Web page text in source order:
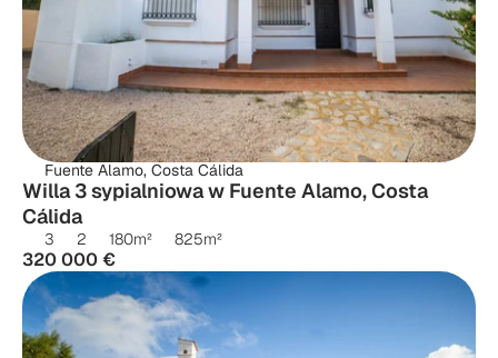
Fuente Alamo, Costa Cálida
Willa 3 sypialniowa w Fuente Alamo, Costa
Cálida
3 2 180m² 825m²
320 000 €